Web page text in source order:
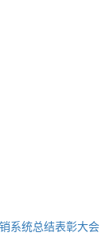
系统总结表彰大会